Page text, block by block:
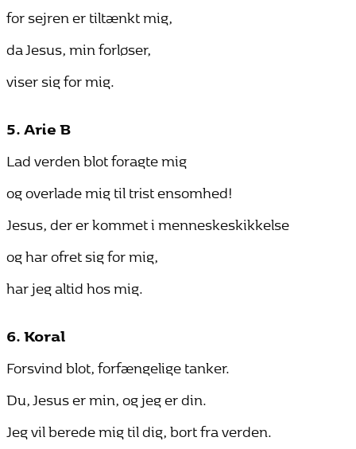
for sejren er tiltænkt mig,
da Jesus, min forløser,
viser sig for mig.
5. Arie B
Lad verden blot foragte mig
og overlade mig til trist ensomhed!
Jesus, der er kommet i menneskeskikkelse
og har ofret sig for mig,
har jeg altid hos mig.
6. Koral
Forsvind blot, forfængelige tanker.
Du, Jesus er min, og jeg er din.
Jeg vil berede mig til dig, bort fra verden.